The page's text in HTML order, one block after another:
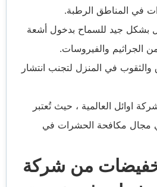
في المناطق الرطبة.
بشكل جيد للسماح بدخول أشعة
الجراثيم والفيروسات.
في المنزل لتجنب انتشار
اوائل العالمية ، حيث تُعتبر
مجال مكافحة الحشرات في
من شركة